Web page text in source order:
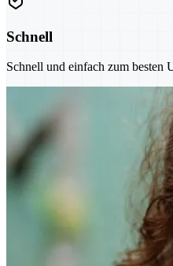
Schnell
Schnell und einfach zum besten